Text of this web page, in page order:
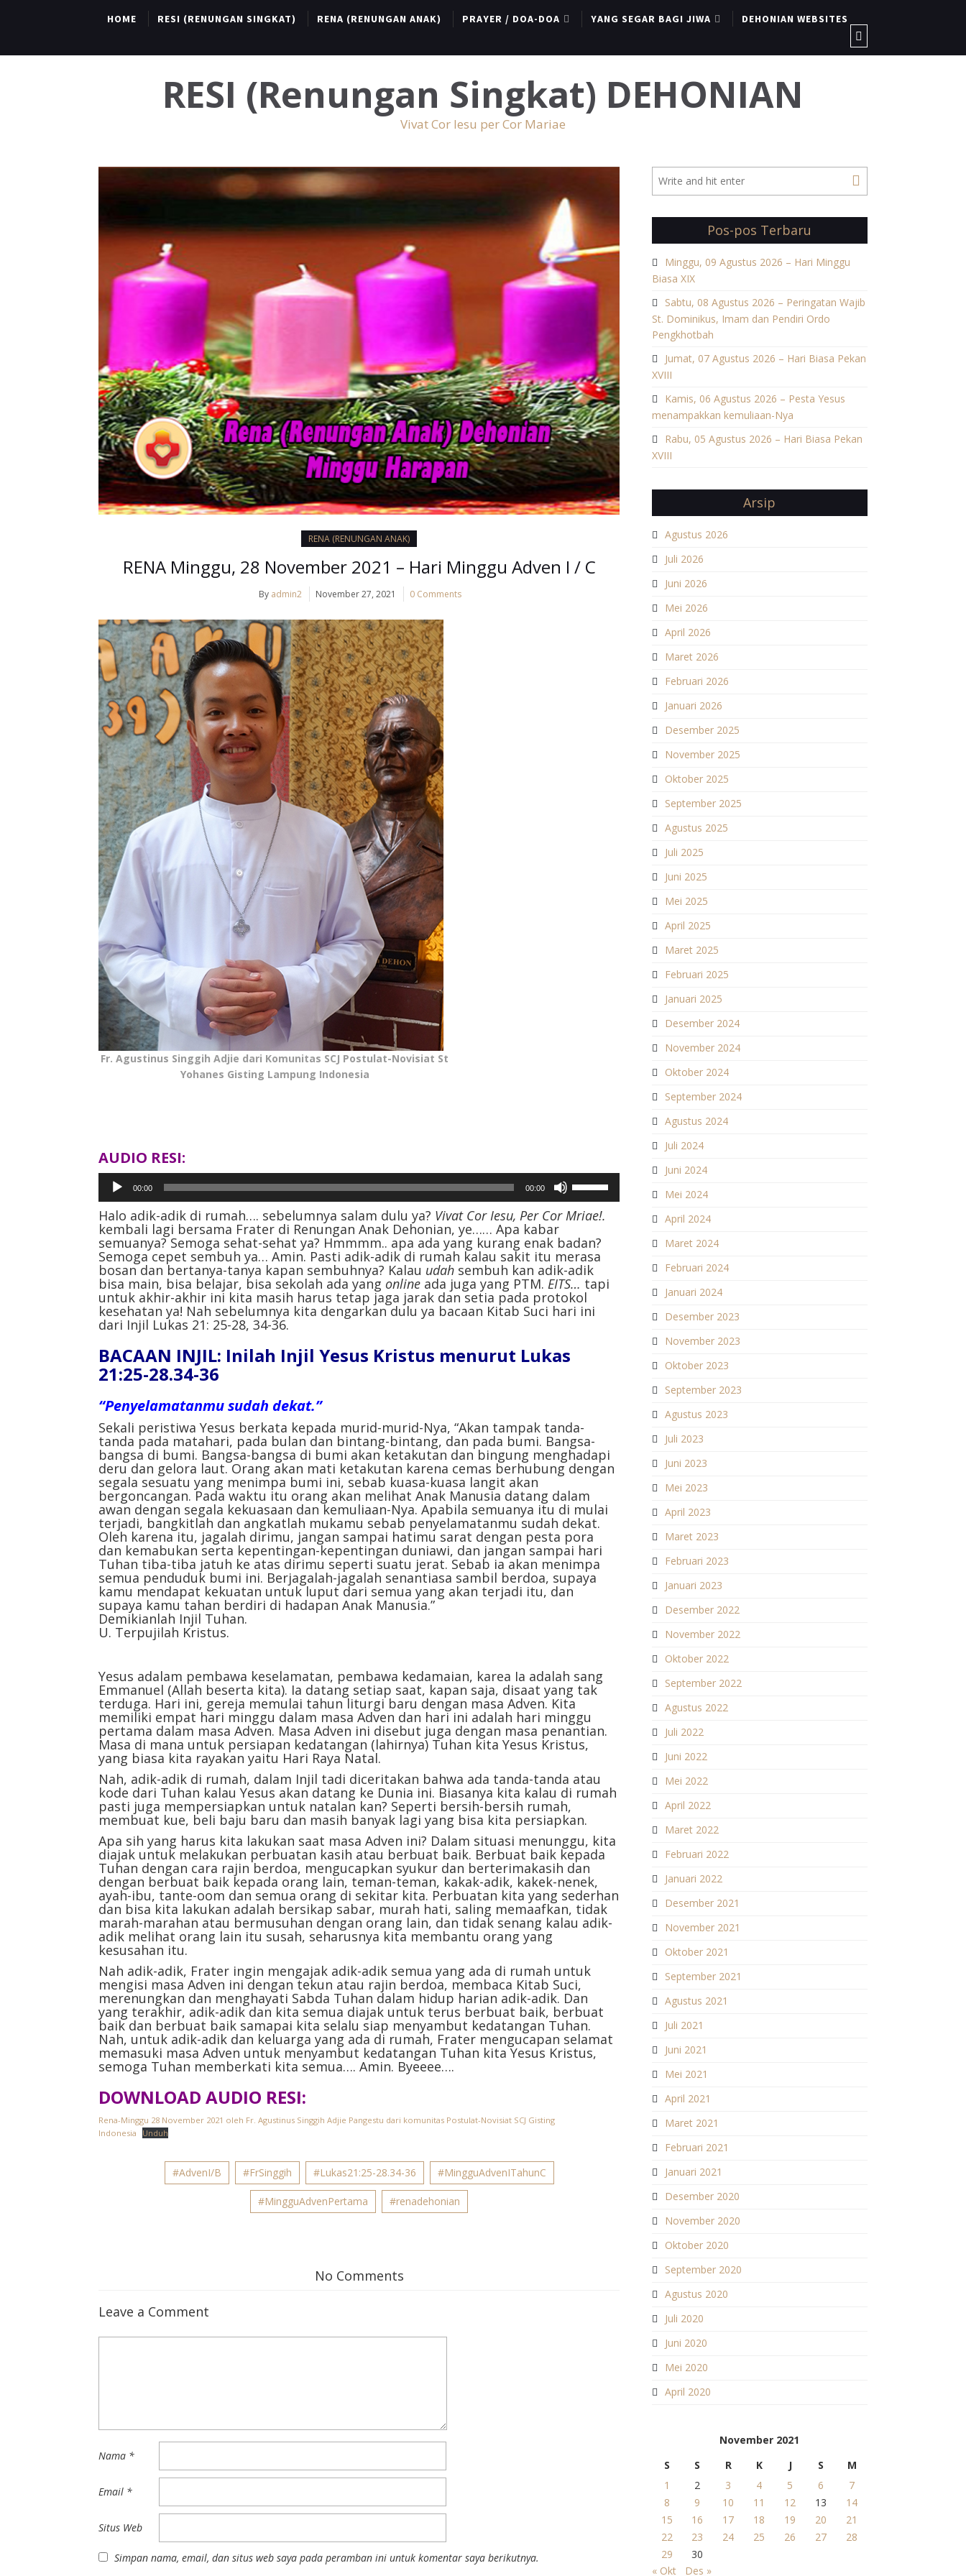
HOME RESI (RENUNGAN SINGKAT) RENA (RENUNGAN ANAK) PRAYER / DOA-DOA YANG SEGAR BAGI JIWA DEHONIAN WEBSITES
RESI (Renungan Singkat) DEHONIAN
Vivat Cor Iesu per Cor Mariae
RENA (RENUNGAN ANAK)
RENA Minggu, 28 November 2021 – Hari Minggu Adven I / C
By admin2 November 27, 2021 0 Comments
Fr. Agustinus Singgih Adjie dari Komunitas SCJ Postulat-Novisiat St
Yohanes Gisting Lampung Indonesia
AUDIO RESI:
Pemutar
Audio
00:00 00:00
Panah
untuk
menaikkan
atau
menurunkan
volume.
Halo adik-adik di rumah…. sebelumnya salam dulu ya? Vivat Cor Iesu, Per Cor Mriae!.
kembali lagi bersama Frater di Renungan Anak Dehonian, ye…… Apa kabar
semuanya? Semoga sehat-sehat ya? Hmmmm.. apa ada yang kurang enak badan?
Semoga cepet sembuh ya… Amin. Pasti adik-adik di rumah kalau sakit itu merasa
bosan dan bertanya-tanya kapan sembuhnya? Kalau udah sembuh kan adik-adik
bisa main, bisa belajar, bisa sekolah ada yang online ada juga yang PTM. EITS… tapi
untuk akhir-akhir ini kita masih harus tetap jaga jarak dan setia pada protokol
kesehatan ya! Nah sebelumnya kita dengarkan dulu ya bacaan Kitab Suci hari ini
dari Injil Lukas 21: 25-28, 34-36.
BACAAN INJIL: Inilah Injil Yesus Kristus menurut Lukas
21:25-28.34-36
“Penyelamatanmu sudah dekat.”
Sekali peristiwa Yesus berkata kepada murid-murid-Nya, “Akan tampak tanda-
tanda pada matahari, pada bulan dan bintang-bintang, dan pada bumi. Bangsa-
bangsa di bumi. Bangsa-bangsa di bumi akan ketakutan dan bingung menghadapi
deru dan gelora laut. Orang akan mati ketakutan karena cemas berhubung dengan
segala sesuatu yang menimpa bumi ini, sebab kuasa-kuasa langit akan
bergoncangan. Pada waktu itu orang akan melihat Anak Manusia datang dalam
awan dengan segala kekuasaan dan kemuliaan-Nya. Apabila semuanya itu di mulai
terjadi, bangkitlah dan angkatlah mukamu sebab penyelamatanmu sudah dekat.
Oleh karena itu, jagalah dirimu, jangan sampai hatimu sarat dengan pesta pora
dan kemabukan serta kepentingan-kepentingan duniawi, dan jangan sampai hari
Tuhan tiba-tiba jatuh ke atas dirimu seperti suatu jerat. Sebab ia akan menimpa
semua penduduk bumi ini. Berjagalah-jagalah senantiasa sambil berdoa, supaya
kamu mendapat kekuatan untuk luput dari semua yang akan terjadi itu, dan
supaya kamu tahan berdiri di hadapan Anak Manusia.”
Demikianlah Injil Tuhan.
U. Terpujilah Kristus.
Yesus adalam pembawa keselamatan, pembawa kedamaian, karea Ia adalah sang
Emmanuel (Allah beserta kita). Ia datang setiap saat, kapan saja, disaat yang tak
terduga. Hari ini, gereja memulai tahun liturgi baru dengan masa Adven. Kita
memiliki empat hari minggu dalam masa Adven dan hari ini adalah hari minggu
pertama dalam masa Adven. Masa Adven ini disebut juga dengan masa penantian.
Masa di mana untuk persiapan kedatangan (lahirnya) Tuhan kita Yesus Kristus,
yang biasa kita rayakan yaitu Hari Raya Natal.
Nah, adik-adik di rumah, dalam Injil tadi diceritakan bahwa ada tanda-tanda atau
kode dari Tuhan kalau Yesus akan datang ke Dunia ini. Biasanya kita kalau di rumah
pasti juga mempersiapkan untuk natalan kan? Seperti bersih-bersih rumah,
membuat kue, beli baju baru dan masih banyak lagi yang bisa kita persiapkan.
Apa sih yang harus kita lakukan saat masa Adven ini? Dalam situasi menunggu, kita
diajak untuk melakukan perbuatan kasih atau berbuat baik. Berbuat baik kepada
Tuhan dengan cara rajin berdoa, mengucapkan syukur dan berterimakasih dan
dengan berbuat baik kepada orang lain, teman-teman, kakak-adik, kakek-nenek,
ayah-ibu, tante-oom dan semua orang di sekitar kita. Perbuatan kita yang sederhan
dan bisa kita lakukan adalah bersikap sabar, murah hati, saling memaafkan, tidak
marah-marahan atau bermusuhan dengan orang lain, dan tidak senang kalau adik-
adik melihat orang lain itu susah, seharusnya kita membantu orang yang
kesusahan itu.
Nah adik-adik, Frater ingin mengajak adik-adik semua yang ada di rumah untuk
mengisi masa Adven ini dengan tekun atau rajin berdoa, membaca Kitab Suci,
merenungkan dan menghayati Sabda Tuhan dalam hidup harian adik-adik. Dan
yang terakhir, adik-adik dan kita semua diajak untuk terus berbuat baik, berbuat
baik dan berbuat baik samapai kita selalu siap menyambut kedatangan Tuhan.
Nah, untuk adik-adik dan keluarga yang ada di rumah, Frater mengucapan selamat
memasuki masa Adven untuk menyambut kedatangan Tuhan kita Yesus Kristus,
semoga Tuhan memberkati kita semua…. Amin. Byeeee….
DOWNLOAD AUDIO RESI:
Rena-Minggu 28 November 2021 oleh Fr. Agustinus Singgih Adjie Pangestu dari komunitas Postulat-Novisiat SCJ Gisting
Indonesia
Unduh
#AdvenI/B #FrSinggih #Lukas21:25-28.34-36 #MingguAdvenITahunC
#MingguAdvenPertama #renadehonian
No Comments
Leave a Comment
Nama *
Email *
Situs Web
Simpan nama, email, dan situs web saya pada peramban ini untuk komentar saya berikutnya.
Pos-pos Terbaru
Minggu, 09 Agustus 2026 – Hari Minggu
Biasa XIX
Sabtu, 08 Agustus 2026 – Peringatan Wajib
St. Dominikus, Imam dan Pendiri Ordo
Pengkhotbah
Jumat, 07 Agustus 2026 – Hari Biasa Pekan
XVIII
Kamis, 06 Agustus 2026 – Pesta Yesus
menampakkan kemuliaan-Nya
Rabu, 05 Agustus 2026 – Hari Biasa Pekan
XVIII
Arsip
Agustus 2026
Juli 2026
Juni 2026
Mei 2026
April 2026
Maret 2026
Februari 2026
Januari 2026
Desember 2025
November 2025
Oktober 2025
September 2025
Agustus 2025
Juli 2025
Juni 2025
Mei 2025
April 2025
Maret 2025
Februari 2025
Januari 2025
Desember 2024
November 2024
Oktober 2024
September 2024
Agustus 2024
Juli 2024
Juni 2024
Mei 2024
April 2024
Maret 2024
Februari 2024
Januari 2024
Desember 2023
November 2023
Oktober 2023
September 2023
Agustus 2023
Juli 2023
Juni 2023
Mei 2023
April 2023
Maret 2023
Februari 2023
Januari 2023
Desember 2022
November 2022
Oktober 2022
September 2022
Agustus 2022
Juli 2022
Juni 2022
Mei 2022
April 2022
Maret 2022
Februari 2022
Januari 2022
Desember 2021
November 2021
Oktober 2021
September 2021
Agustus 2021
Juli 2021
Juni 2021
Mei 2021
April 2021
Maret 2021
Februari 2021
Januari 2021
Desember 2020
November 2020
Oktober 2020
September 2020
Agustus 2020
Juli 2020
Juni 2020
Mei 2020
April 2020
November 2021
S
S R K J S
M
1
2 3 4 5 6
7
8
9 10 11 12 13
14
15
16 17 18 19 20
21
22
23 24 25 26 27
28
29
30
« Okt
Des »